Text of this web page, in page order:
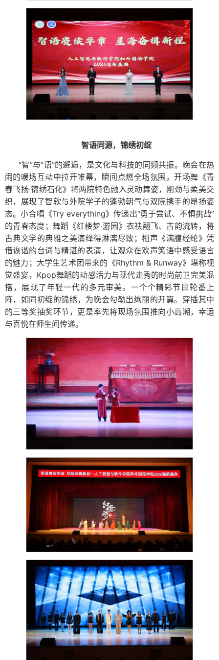
智语同源，锦绣初绽
“智”与“语”的邂逅，是文化与科技的同频共振。晚会在热
闹的暖场互动中拉开帷幕，瞬间点燃全场氛围。开场舞《青
春飞扬·锦绣石化》将两院特色融入灵动舞姿，刚劲与柔美交
织，展现了智软与外院学子的蓬勃朝气与双院携手的昂扬姿
态。小合唱《Try everything》传递出“勇于尝试、不惧挑战”
的青春态度；舞蹈《红楼梦·游园》衣袂翻飞、古韵流转，将
古典文学的典雅之美演绎得淋漓尽致；相声《满腹经纶》凭
借诙谐的台词与精湛的表演，让观众在欢声笑语中感受语言
的魅力；大学生艺术团带来的《Rhythm & Runway》堪称视
觉盛宴，Kpop舞蹈的动感活力与现代走秀的时尚前卫完美混
搭，展现了年轻一代的多元审美。一个个精彩节目轮番上
阵，如同初绽的锦绣，为晚会勾勒出绚丽的开篇。穿插其中
的三等奖抽奖环节，更是率先将现场氛围推向小高潮，幸运
与喜悦在师生间传递。